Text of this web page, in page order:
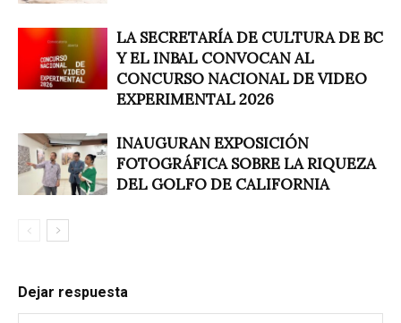
LA SECRETARÍA DE CULTURA DE BC
Y EL INBAL CONVOCAN AL
CONCURSO NACIONAL DE VIDEO
EXPERIMENTAL 2026
INAUGURAN EXPOSICIÓN
FOTOGRÁFICA SOBRE LA RIQUEZA
DEL GOLFO DE CALIFORNIA
Dejar respuesta